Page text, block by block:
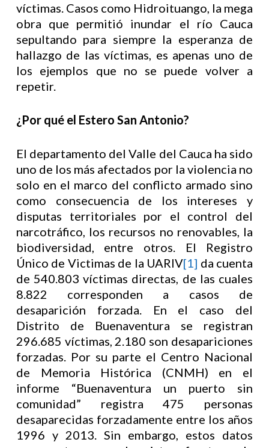
víctimas. Casos como Hidroituango, la mega
obra que permitió inundar el río Cauca
sepultando para siempre la esperanza de
hallazgo de las víctimas, es apenas uno de
los ejemplos que no se puede volver a
repetir.
¿Por qué el Estero San Antonio?
El departamento del Valle del Cauca ha sido
uno de los más afectados por la violencia no
solo en el marco del conflicto armado sino
como consecuencia de los intereses y
disputas territoriales por el control del
narcotráfico, los recursos no renovables, la
biodiversidad, entre otros. El Registro
Único de Victimas de la UARIV[1] da cuenta
de 540.803 víctimas directas, de las cuales
8.822 corresponden a casos de
desaparición forzada. En el caso del
Distrito de Buenaventura se registran
296.685 víctimas, 2.180 son desapariciones
forzadas. Por su parte el Centro Nacional
de Memoria Histórica (CNMH) en el
informe “Buenaventura un puerto sin
comunidad” registra 475 personas
desaparecidas forzadamente entre los años
1996 y 2013. Sin embargo, estos datos